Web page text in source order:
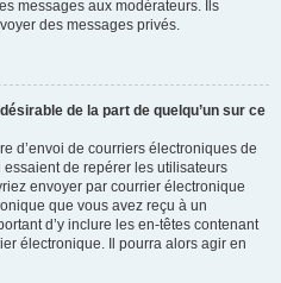
messages aux modérateurs. Ils
des messages privés.
de la part de quelqu’un sur ce
d’envoi de courriers électroniques de
de repérer les utilisateurs
envoyer par courrier électronique
que vous avez reçu à un
d’y inclure les en-têtes contenant
électronique. Il pourra alors agir en